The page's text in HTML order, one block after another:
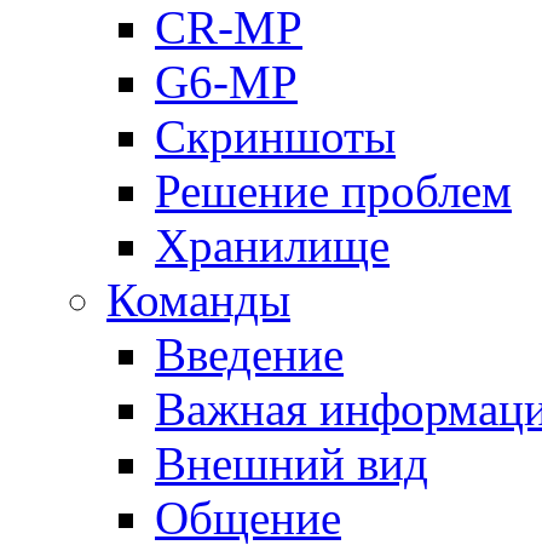
CR-MP
G6-MP
Скриншоты
Решение проблем
Хранилище
Команды
Введение
Важная
Внешний вид
Общение